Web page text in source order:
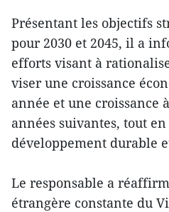
Présentant les objectifs
pour 2030 et 2045, il a
efforts visant à
viser une croissance
année et une croissance
années suivantes, tout
développement durable
Le responsable a
étrangère constante du